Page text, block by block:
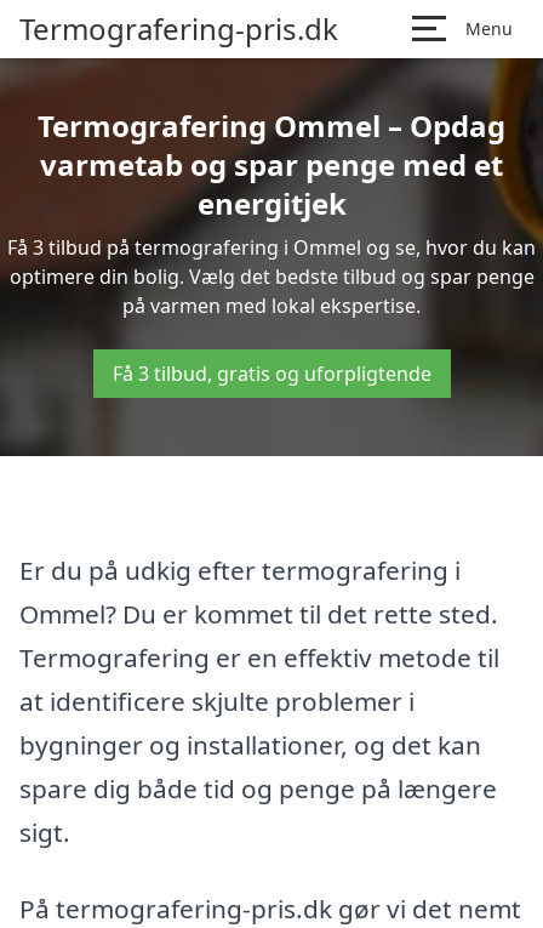
Termografering-pris.dk Menu
Termografering Ommel – Opdag
varmetab og spar penge med et
energitjek
Få 3 tilbud på termografering i Ommel og se, hvor du kan
optimere din bolig. Vælg det bedste tilbud og spar penge
på varmen med lokal ekspertise.
Få 3 tilbud, gratis og uforpligtende
Er du på udkig efter termografering i
Ommel? Du er kommet til det rette sted.
Termografering er en effektiv metode til
at identificere skjulte problemer i
bygninger og installationer, og det kan
spare dig både tid og penge på længere
sigt.
På termografering-pris.dk gør vi det nemt